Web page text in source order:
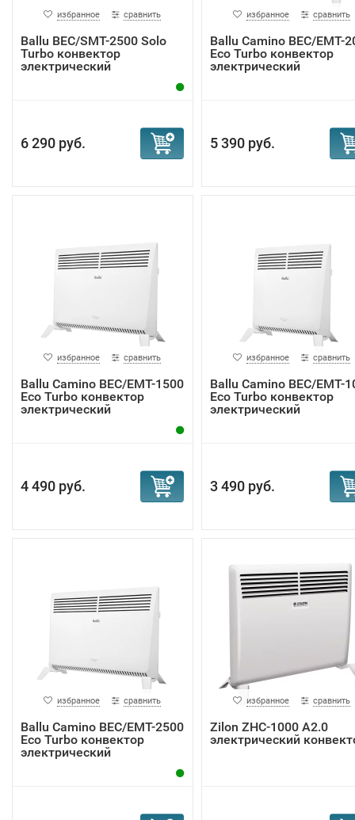
избранное сравнить
Ballu BEC/SMT-2500 Solo
Turbo конвектор
электрический
6 290 руб.
избранное сравнить
Ballu Camino BEC/EMT-
Eco Turbo конвектор
электрический
5 390 руб.
избранное сравнить
Ballu Camino BEC/EMT-1500
Eco Turbo конвектор
электрический
4 490 руб.
избранное сравнить
Ballu Camino BEC/EMT-
Eco Turbo конвектор
электрический
3 490 руб.
избранное сравнить
Ballu Camino BEC/EMT-2500
Eco Turbo конвектор
электрический
избранное сравнить
Zilon ZHC-1000 А2.0
электрический